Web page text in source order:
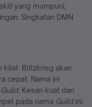
yang mumpuni,
Singkatan DMN
kilat. Blitzkrieg akan
cepat. Nama ini
Guild. Kesan kuat dan
pada nama Guild ini.